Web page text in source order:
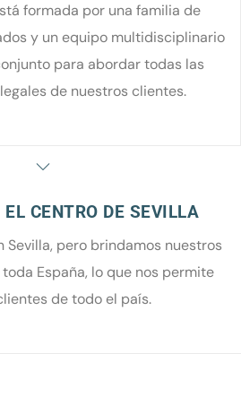
formada por una familia de
y un equipo multidisciplinario
para abordar todas las
de nuestros clientes.
CENTRO DE SEVILLA
Sevilla, pero brindamos nuestros
España, lo que nos permite
de todo el país.